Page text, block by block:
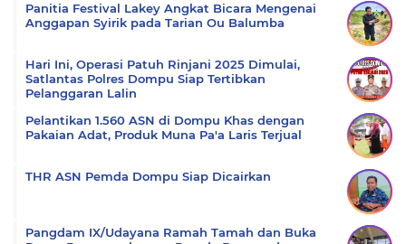
Panitia Festival Lakey Angkat Bicara Mengenai
Anggapan Syirik pada Tarian Ou Balumba
Hari Ini, Operasi Patuh Rinjani 2025 Dimulai,
Satlantas Polres Dompu Siap Tertibkan
Pelanggaran Lalin
Pelantikan 1.560 ASN di Dompu Khas dengan
Pakaian Adat, Produk Muna Pa'a Laris Terjual
THR ASN Pemda Dompu Siap Dicairkan
Pangdam IX/Udayana Ramah Tamah dan Buka